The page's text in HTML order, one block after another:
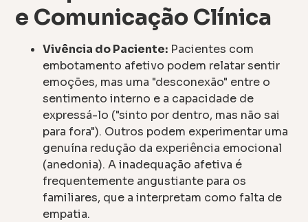
e Comunicação Clínica
Vivência do Paciente: Pacientes com
embotamento afetivo podem relatar sentir
emoções, mas uma "desconexão" entre o
sentimento interno e a capacidade de
expressá-lo ("sinto por dentro, mas não sai
para fora"). Outros podem experimentar uma
genuína redução da experiência emocional
(anedonia). A inadequação afetiva é
frequentemente angustiante para os
familiares, que a interpretam como falta de
empatia.